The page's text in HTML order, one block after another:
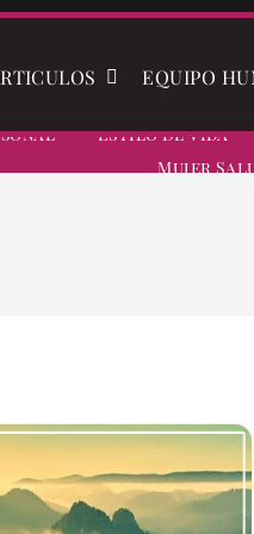
EQUIPO
Estilo De Vida
Mujer